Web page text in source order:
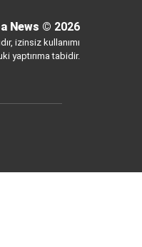
News © 2026
izinsiz kullanımı
yaptırıma tabidir.